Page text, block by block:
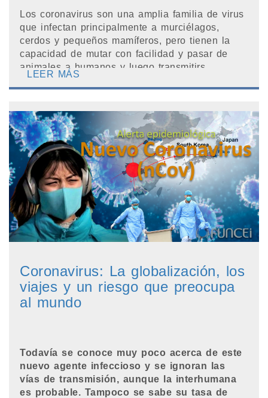
Los coronavirus son una amplia familia de virus
que infectan principalmente a murciélagos,
cerdos y pequeños mamíferos, pero tienen la
capacidad de mutar con facilidad y pasar de
animales a humanos y luego transmitirs...
LEER MÁS
Coronavirus: La globalización, los
viajes y un riesgo que preocupa
al mundo
Todavía se conoce muy poco acerca de este
nuevo agente infeccioso y se ignoran las
vías de transmisión, aunque la interhumana
es probable. Tampoco se sabe su tasa de